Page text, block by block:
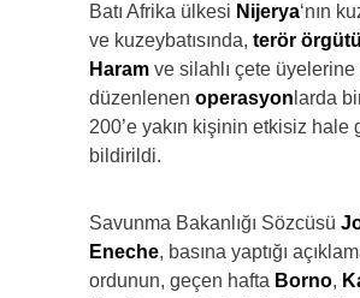
Batı Afrika ülkesi Nijerya‘nın
ve kuzeybatısında, terör
Haram ve silahlı çete
düzenlenen operasyon larda
200’e yakın kişinin etkisiz hale
bildirildi.
Savunma Bakanlığı Sözcüsü
Eneche, basına yaptığı
ordunun, geçen hafta Borno,